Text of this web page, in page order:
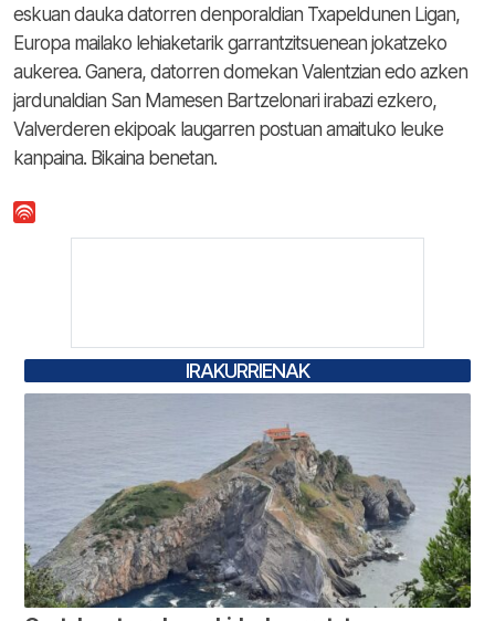
eskuan dauka datorren denporaldian Txapeldunen Ligan,
Europa mailako lehiaketarik garrantzitsuenean jokatzeko
aukerea. Ganera, datorren domekan Valentzian edo azken
jardunaldian San Mamesen Bartzelonari irabazi ezkero,
Valverderen ekipoak laugarren postuan amaituko leuke
kanpaina. Bikaina benetan.
IRAKURRIENAK